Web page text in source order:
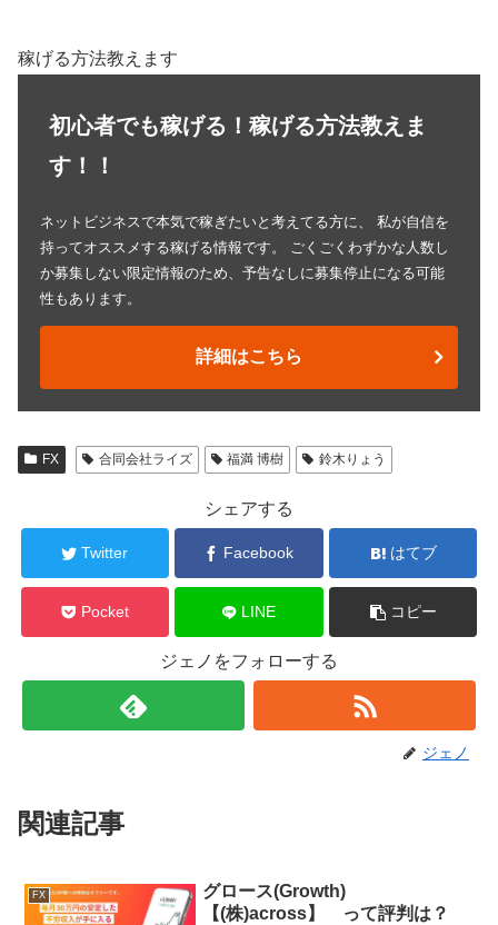
稼げる方法教えます
初心者でも稼げる！稼げる方法教えま
す！！
ネットビジネスで本気で稼ぎたいと考えてる方に、 私が自信を
持ってオススメする稼げる情報です。 ごくごくわずかな人数し
か募集しない限定情報のため、予告なしに募集停止になる可能
性もあります。
詳細はこちら
FX 合同会社ライズ 福満 博樹 鈴木りょう
シェアする
Twitter Facebook はてブ
Pocket LINE コピー
ジェノをフォローする
ジェノ
関連記事
FX
グロース(Growth)
【(株)across】 って評判は？